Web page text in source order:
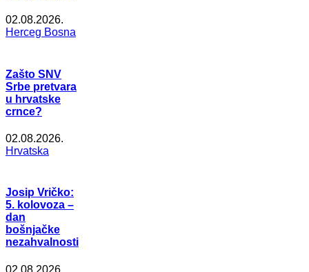
02.08.2026.
Herceg Bosna
Zašto SNV
Srbe pretvara
u hrvatske
crnce?
02.08.2026.
Hrvatska
Josip Vričko:
5. kolovoza –
dan
bošnjačke
nezahvalnosti
02.08.2026.